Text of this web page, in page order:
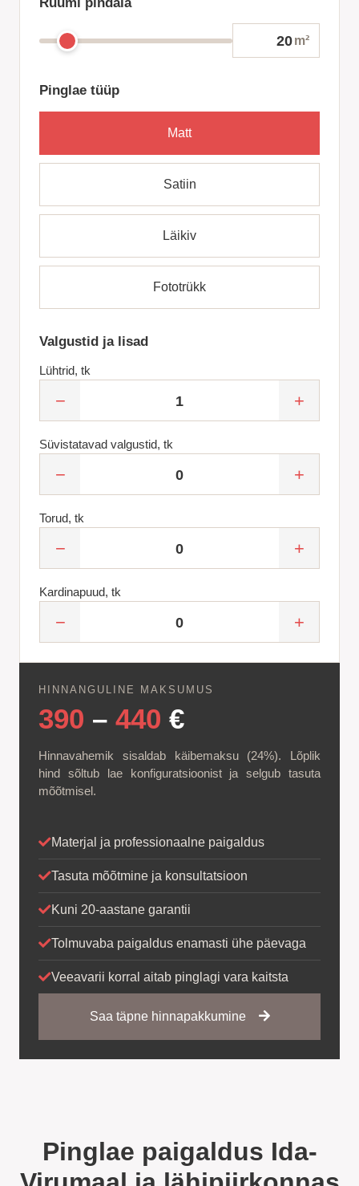
m²
Pinglae tüüp
Matt
Satiin
Läikiv
Fototrükk
Valgustid ja lisad
Lühtrid, tk
− +
Süvistatavad valgustid, tk
− +
Torud, tk
− +
Kardinapuud, tk
− +
HINNANGULINE MAKSUMUS
390 – 440 €
Hinnavahemik sisaldab käibemaksu (24%). Lõplik
hind sõltub lae konfiguratsioonist ja selgub tasuta
mõõtmisel.
Materjal ja professionaalne paigaldus
Tasuta mõõtmine ja konsultatsioon
Kuni 20-aastane garantii
Tolmuvaba paigaldus enamasti ühe päevaga
Veeavarii korral aitab pinglagi vara kaitsta
Saa täpne hinnapakkumine
Pinglae paigaldus Ida-